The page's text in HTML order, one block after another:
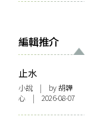
編輯推介
止水
小說 | by 胡韡
心 | 2026-08-07